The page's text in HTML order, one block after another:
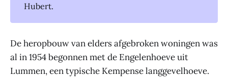
Hubert.
De heropbouw van elders afgebroken woningen was
al in 1954 begonnen met de Engelenhoeve uit
Lummen, een typische Kempense langgevelhoeve.